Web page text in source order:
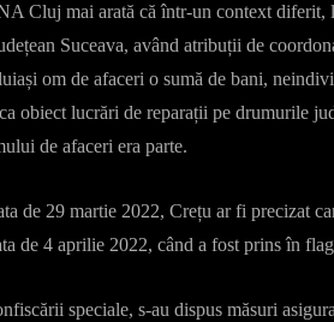
Cluj mai arată că într-un context diferit,
Suceava, având atribuții de
om de afaceri o sumă de bani,
obiect lucrări de reparații pe drumurile
de afaceri era parte.
de 29 martie 2022, Crețu ar fi precizat
de 4 aprilie 2022, când a fost prins în
speciale, s-au dispus măsuri